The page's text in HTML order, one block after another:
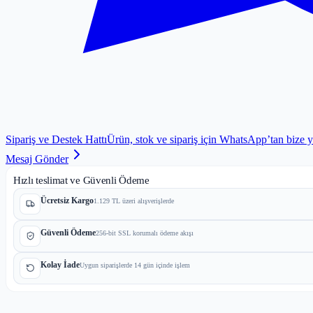
Sipariş ve Destek HattıÜrün, stok ve sipariş için WhatsApp’tan bize
Mesaj Gönder
Hızlı teslimat ve Güvenli Ödeme
Ücretsiz Kargo1.129 TL üzeri alışverişlerde
Güvenli Ödeme256-bit SSL korumalı ödeme akışı
Kolay İadeUygun siparişlerde 14 gün içinde işlem